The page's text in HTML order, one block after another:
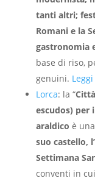
tanti altri;
Romani e la
gastronomia
base di riso,
genuini.
Lorca: la “
escudos)
araldico è
suo castello,
Settimana
conventi in